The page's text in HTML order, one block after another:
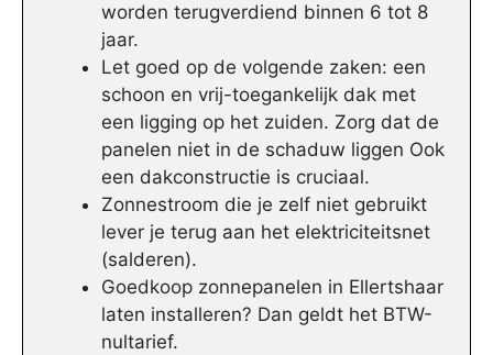
worden terugverdiend binnen 6 tot 8
jaar.
Let goed op de volgende zaken: een
schoon en vrij-toegankelijk dak met
een ligging op het zuiden. Zorg dat de
panelen niet in de schaduw liggen Ook
een dakconstructie is cruciaal.
Zonnestroom die je zelf niet gebruikt
lever je terug aan het elektriciteitsnet
(salderen).
Goedkoop zonnepanelen in Ellertshaar
laten installeren? Dan geldt het BTW-
nultarief.